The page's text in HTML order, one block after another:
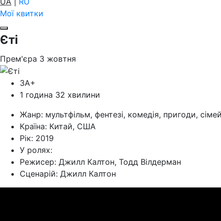
Мої квитки
Єті
Прем'єра 3 жовтня
ЗА+
1 година 32 хвилини
Жанр: мультфільм, фентезі, комедія, пригоди,
Країна: Китай, США
Рік: 2019
У ролях:
Режисер: Джилл Калтон, Тодд Вілдерман
Cценарій: Джилл Калтон